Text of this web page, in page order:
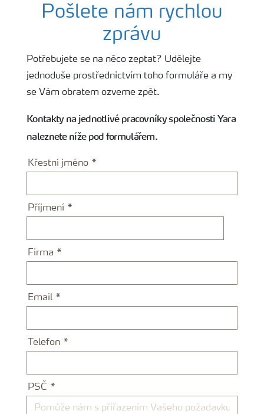
Nástroje a služby
Dokumenty
Kontakty
Pošlete nám rychlou
zprávu
Potřebujete se na něco zeptat? Udělejte
jednoduše prostřednictvím toho formuláře a my
se Vám obratem ozveme zpět.
Kontakty na jednotlivé pracovníky společnosti Yara
naleznete níže pod formulářem.
Křestní jméno
Příjmení
Firma
Email
Telefon
PSČ